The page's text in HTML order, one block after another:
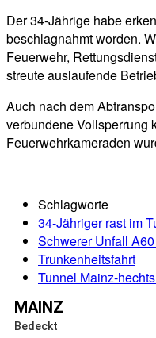
Der 34-Jährige habe
beschlagnahmt worden.
Feuerwehr,
streute auslaufende
Auch nach dem
verbundene Vollsperrung
Feuerwehrkameraden
Schlagworte
34-Jähriger rast im
Schwerer Unfall
Trunkenheitsfahrt
Tunnel Mainz-
MAINZ
Bedeckt